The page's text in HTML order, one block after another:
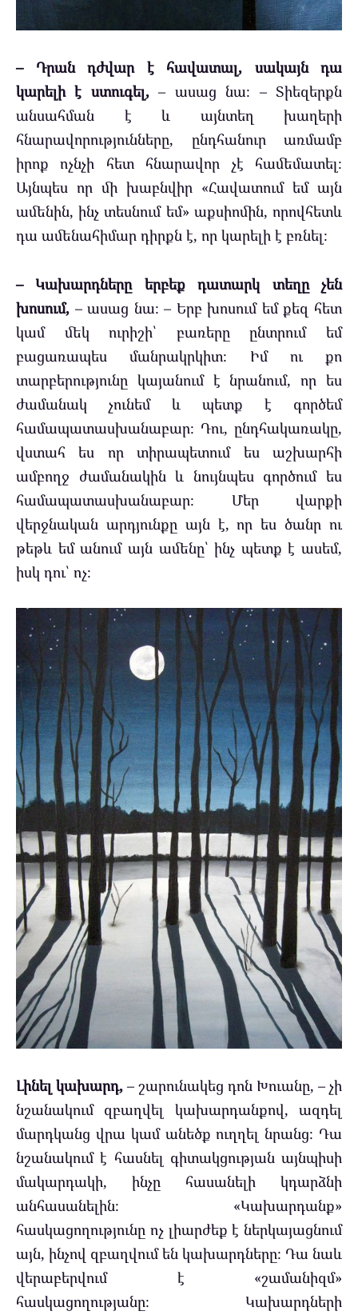
– Դրան դժվար է հավատալ, սակայն դա
կարելի է ստուգել,– ասաց նա։ – Տիեզերքն
անսահման է և այնտեղ խաղերի
հնարավորությունները, ընդհանուր առմամբ
իրոք ոչնչի հետ հնարավոր չէ համեմատել։
Այնպես որ մի խաբնվիր «Հավատում եմ այն
ամենին, ինչ տեսնում եմ» աքսիոմին, որովհետև
դա ամենահիմար դիրքն է, որ կարելի է բռնել։
– Կախարդները երբեք դատարկ տեղը չեն
խոսում, – ասաց նա։ – Երբ խոսում եմ քեզ հետ
կամ մեկ ուրիշի՝ բառերը ընտրում եմ
բացառապես մանրակրկիտ։ Իմ ու քո
տարբերությունը կայանում է նրանում, որ ես
ժամանակ չունեմ և պետք է գործեմ
համապատասխանաբար։ Դու, ընդհակառակը,
վստահ ես որ տիրապետում ես աշխարհի
ամբողջ ժամանակին և նույնպես գործում ես
համապատասխանաբար։ Մեր վարքի
վերջնական արդյունքը այն է, որ ես ծանր ու
թեթև եմ անում այն ամենը՝ ինչ պետք է ասեմ,
իսկ դու՝ ոչ։
Լինել կախարդ, – շարունակեց դոն Խուանը, – չի
նշանակում զբաղվել կախարդանքով, ազդել
մարդկանց վրա կամ անեծք ուղղել նրանց։ Դա
նշանակում է հասնել գիտակցության այնպիսի
մակարդակի, ինչը հասանելի կդարձնի
անհասանելին։ «Կախարդանք»
հասկացողությունը ոչ լիարժեք է ներկայացնում
այն, ինչով զբաղվում են կախարդները։ Դա նաև
վերաբերվում է «շամանիզմ»
հասկացողությանը։ Կախարդների